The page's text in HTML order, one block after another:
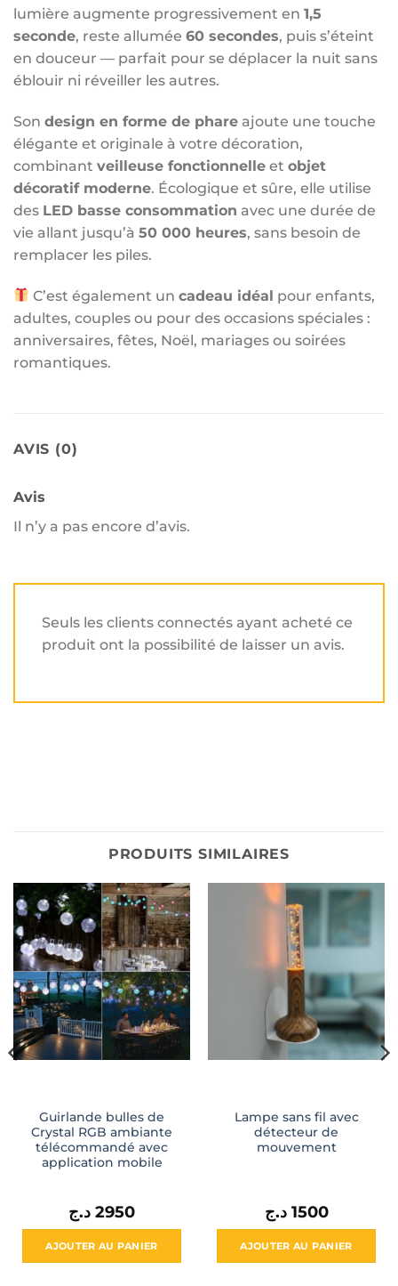
lumière augmente progressivement en 1,5
seconde, reste allumée 60 secondes, puis s’éteint
en douceur — parfait pour se déplacer la nuit sans
éblouir ni réveiller les autres.
Son design en forme de phare ajoute une touche
élégante et originale à votre décoration,
combinant veilleuse fonctionnelle et objet
décoratif moderne. Écologique et sûre, elle utilise
des LED basse consommation avec une durée de
vie allant jusqu’à 50 000 heures, sans besoin de
remplacer les piles.
C’est également uncadeau idéal pour enfants,
adultes, couples ou pour des occasions spéciales :
anniversaires, fêtes, Noël, mariages ou soirées
romantiques.
AVIS (0)
Avis
Il n’y a pas encore d’avis.
Seuls les clients connectés ayant acheté ce
produit ont la possibilité de laisser un avis.
PRODUITS SIMILAIRES
Guirlande bulles de
Crystal RGB ambiante
télécommandé avec
application mobile
2950 د.ج
AJOUTER AU PANIER
Lampe sans fil avec
détecteur de
mouvement
1500 د.ج
AJOUTER AU PANIER